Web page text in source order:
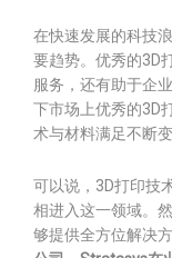
在快速发展的科技
要趋势。优秀的3D
服务，还有助于企
下市场上优秀的3D
术与材料满足不断
可以说，3D打印技
相进入这一领域。
够提供全方位解决方